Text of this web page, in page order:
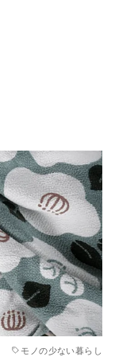
モノの少ない暮らし